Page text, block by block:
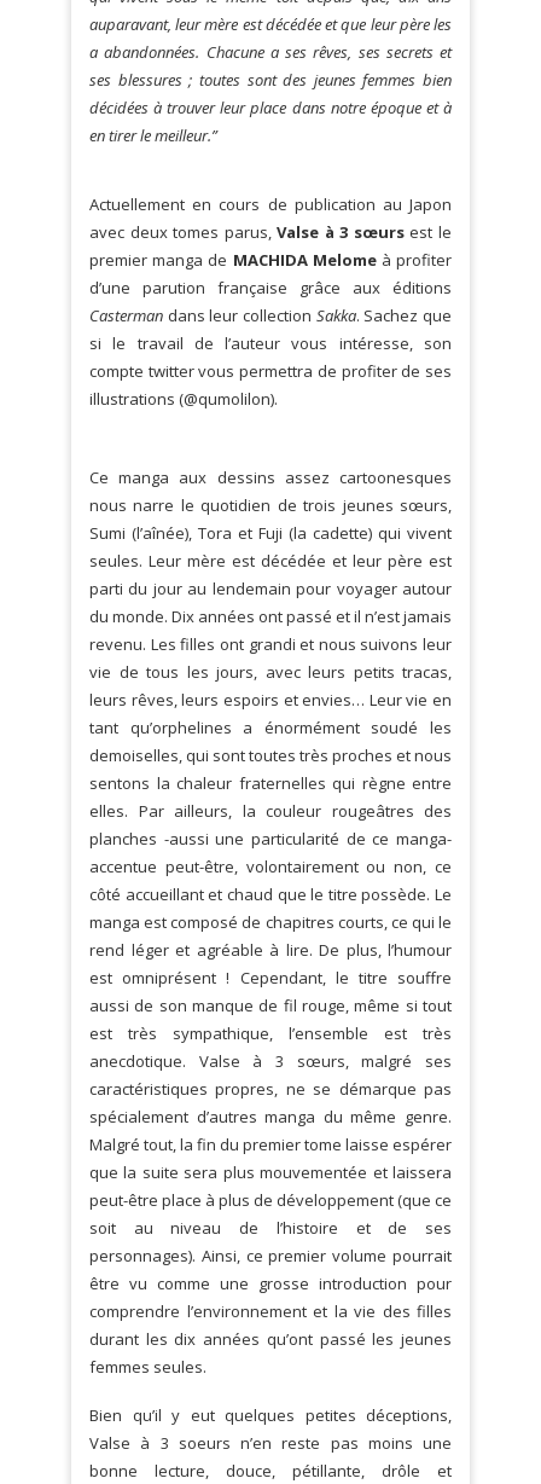
auparavant, leur mère est décédée et que leur père les
a abandonnées. Chacune a ses rêves, ses secrets et
ses blessures ; toutes sont des jeunes femmes bien
décidées à trouver leur place dans notre époque et à
en tirer le meilleur.”
Actuellement en cours de publication au Japon
avec deux tomes parus,Valse à 3 sœursest le
premier manga de MACHIDA Melomeà profiter
d’une parution française grâce aux éditions
Casterman dans leur collection Sakka. Sachez que
si le travail de l’auteur vous intéresse, son
compte twitter vous permettra de profiter de ses
illustrations (@qumolilon).
Ce manga aux dessins assez cartoonesques
nous narre le quotidien de trois jeunes sœurs,
Sumi (l’aînée), Tora et Fuji (la cadette) qui vivent
seules. Leur mère est décédée et leur père est
parti du jour au lendemain pour voyager autour
du monde. Dix années ont passé et il n’est jamais
revenu. Les filles ont grandi et nous suivons leur
vie de tous les jours, avec leurs petits tracas,
leurs rêves, leurs espoirs et envies… Leur vie en
tant qu’orphelines a énormément soudé les
demoiselles, qui sont toutes très proches et nous
sentons la chaleur fraternelles qui règne entre
elles. Par ailleurs, la couleur rougeâtres des
planches -aussi une particularité de ce manga-
accentue peut-être, volontairement ou non, ce
côté accueillant et chaud que le titre possède. Le
manga est composé de chapitres courts, ce qui le
rend léger et agréable à lire. De plus, l’humour
est omniprésent ! Cependant, le titre souffre
aussi de son manque de fil rouge, même si tout
est très sympathique, l’ensemble est très
anecdotique. Valse à 3 sœurs, malgré ses
caractéristiques propres, ne se démarque pas
spécialement d’autres manga du même genre.
Malgré tout, la fin du premier tome laisse espérer
que la suite sera plus mouvementée et laissera
peut-être place à plus de développement (que ce
soit au niveau de l’histoire et de ses
personnages). Ainsi, ce premier volume pourrait
être vu comme une grosse introduction pour
comprendre l’environnement et la vie des filles
durant les dix années qu’ont passé les jeunes
femmes seules.
Bien qu’il y eut quelques petites déceptions,
Valse à 3 soeurs n’en reste pas moins une
bonne lecture, douce, pétillante, drôle et